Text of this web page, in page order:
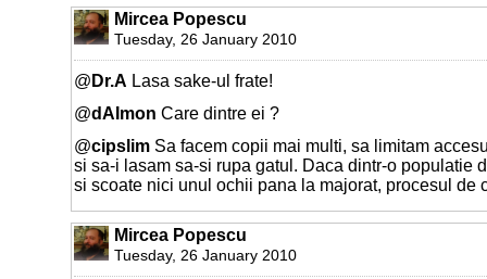
Mircea Popescu
Tuesday, 26 January 2010
@ Dr.A Lasa sake-ul frate!
@dAImon Care dintre ei ?
@cipslim Sa facem copii mai multi, sa limitam
si sa-i lasam sa-si rupa gatul. Daca dintr-o populatie
si scoate nici unul ochii pana la majorat, procesul de
Mircea Popescu
Tuesday, 26 January 2010